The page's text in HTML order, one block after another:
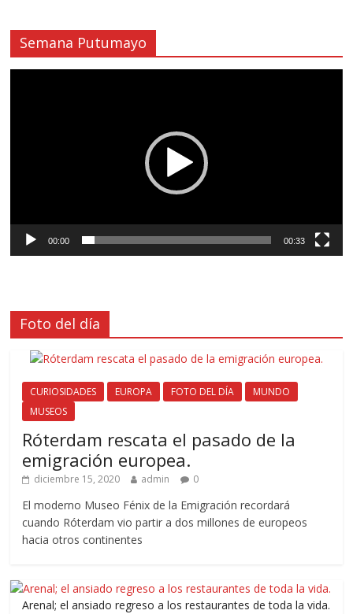
Semana Putumayo
00:00 00:33
Foto del día
CURIOSIDADES EUROPA FOTO DEL DÍA
MUNDO
MUSEOS
Róterdam rescata el pasado de la
emigración europea.
diciembre 15, 2020 admin 0
El moderno Museo Fénix de la Emigración recordará
cuando Róterdam vio partir a dos millones de europeos
hacia otros continentes
Arenal; el ansiado regreso a los restaurantes de toda la vida.